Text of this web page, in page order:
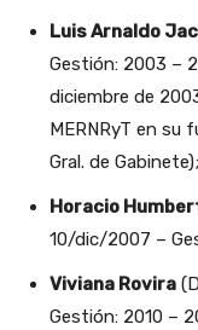
Luis Arnaldo
Gestión: 2003 –
diciembre de
MERNRyT en su
Gral. de Gabinete);
Horacio
10/dic/2007 –
Viviana Rovira
Gestión: 2010 –